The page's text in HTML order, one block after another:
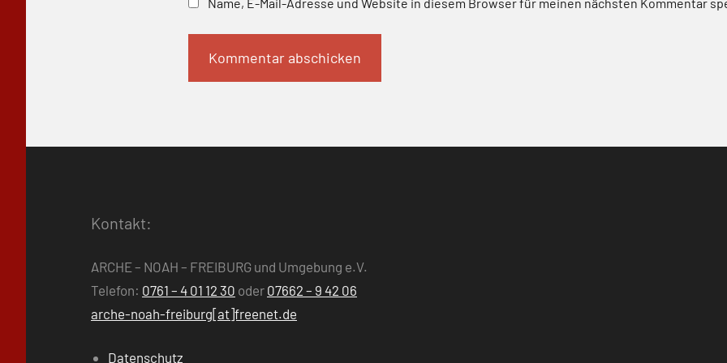
Kontakt:
ARCHE – NOAH – FREIBURG und Umgebung e.V.
Telefon: 0761 – 4 01 12 30 oder 07662 – 9 42 06
arche-noah-freiburg[at]freenet.de
Datenschutz